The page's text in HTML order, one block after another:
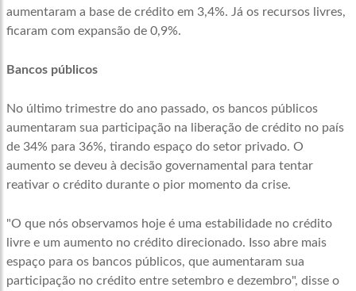
aumentaram a base de crédito em 3,4%. Já os recursos livres,
ficaram com expansão de 0,9%.
Bancos públicos
No último trimestre do ano passado, os bancos públicos
aumentaram sua participação na liberação de crédito no país
de 34% para 36%, tirando espaço do setor privado. O
aumento se deveu à decisão governamental para tentar
reativar o crédito durante o pior momento da crise.
"O que nós observamos hoje é uma estabilidade no crédito
livre e um aumento no crédito direcionado. Isso abre mais
espaço para os bancos públicos, que aumentaram sua
participação no crédito entre setembro e dezembro", disse o